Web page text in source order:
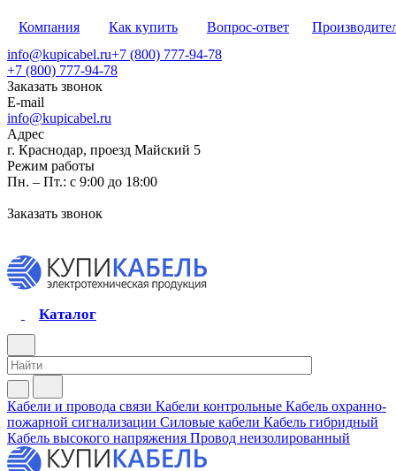
Компания Как купить Вопрос-ответ
info@kupicabel.ru+7 (800) 777-94-78
+7 (800) 777-94-78
Заказать звонок
E-mail
info@kupicabel.ru
Адрес
г. Краснодар, проезд Майский 5
Режим работы
Пн. – Пт.: с 9:00 до 18:00
Заказать звонок
Каталог
Кабели и провода связи Кабели контрольные Кабель охранно-
пожарной сигнализации Силовые кабели Кабель гибридный
Кабель высокого напряжения Провод неизолированный